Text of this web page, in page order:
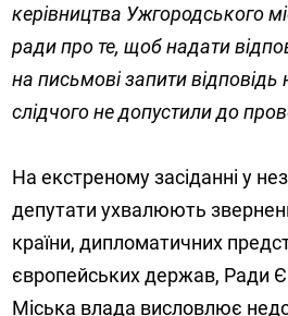
керівництва Ужгородського
ради про те, щоб надати
на письмові запити відповідь
слідчого не допустили до
На екстреному засіданні у
депутати ухвалюють
країни, дипломатичних
європейських держав, Ради
Міська влада висловлює